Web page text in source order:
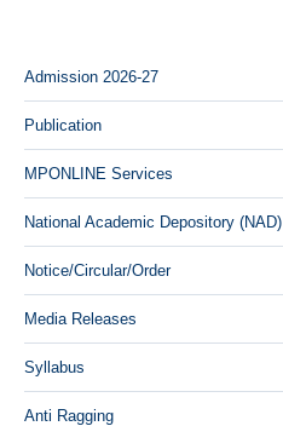
Admission 2026-27
Publication
MPONLINE Services
National Academic Depository (NAD)
Notice/Circular/Order
Media Releases
Syllabus
Anti Ragging